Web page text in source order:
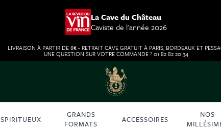
La Cave du Château
Caviste de l'année 2026
LIVRAISON À PARTIR DE 8€ - RETRAIT CAVE GRATUIT À PARIS, BORDEAUX ET
UNE QUESTION SUR VOTRE COMMANDE ? 01 82 82 20 34
SPIRITUEUX
GRANDS
FORMATS
ACCESSOIRES
NOS